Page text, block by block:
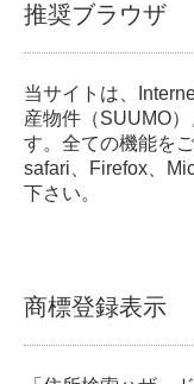
推奨ブラウザ
当サイトは、
産物件（SUUMO
す。全ての機能を
safari、Firefox、
下さい。
商標登録表示